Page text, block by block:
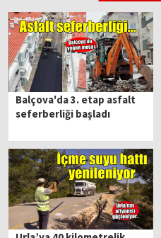
Balçova'da 3. etap asfalt
seferberliği başladı